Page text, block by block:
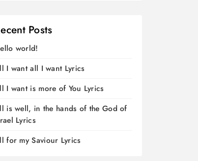
Posts
world!
I want all I want Lyrics
I want is more of You Lyrics
is well, in the hands of the God of
Lyrics
for my Saviour Lyrics